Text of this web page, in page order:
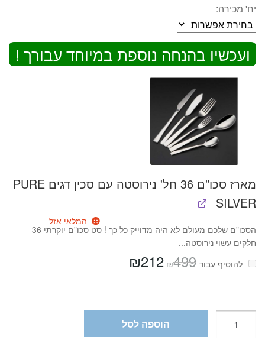
יח' מכירה:
ועכשיו בהנחה נוספת במיוחד עבורך !
מארז סכו"ם 36 חל' נירוסטה עם סכין דגים PURE
SILVER
הסכו"ם שלכם מעולם לא היה מדוייק כל כך ! סט סכו"ם יוקרתי 36
חלקים עשוי נירוסטה...
להוסיף⁦⁩ עבור
₪499 המחיר
המקורי₪212
המלאי אזל
הוספה לסל